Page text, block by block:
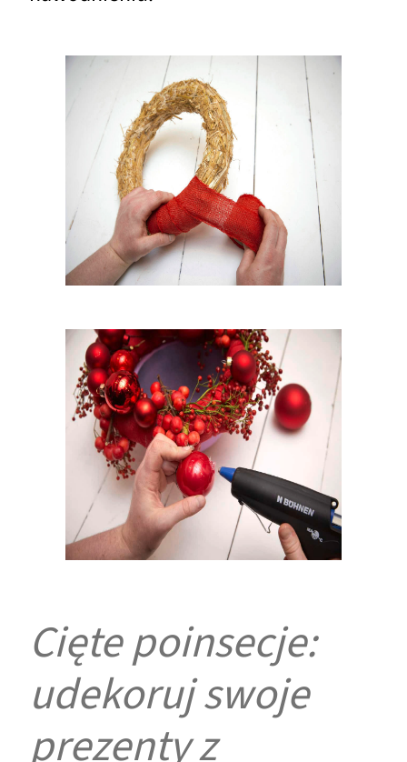
Cięte poinsecje:
udekoruj swoje
prezenty z